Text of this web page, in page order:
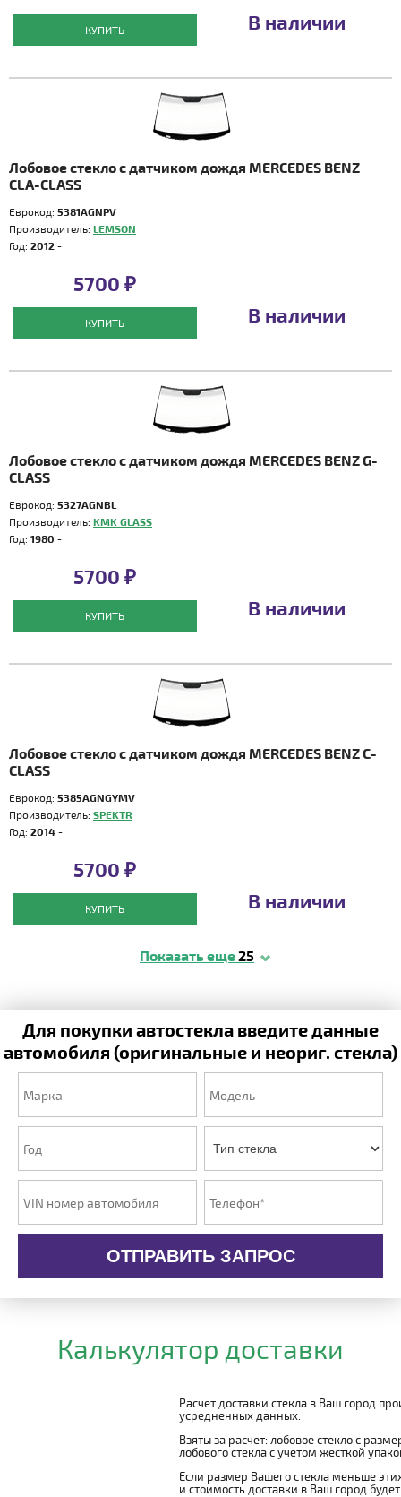
КУПИТЬ В наличии
Лобовое стекло с датчиком дождя MERCEDES BENZ
CLA-CLASS
Еврокод: 5381AGNPV
Производитель: LEMSON
Год: 2012 -
5700 ₽
КУПИТЬ В наличии
Лобовое стекло с датчиком дождя MERCEDES BENZ G-
CLASS
Еврокод: 5327AGNBL
Производитель: KMK GLASS
Год: 1980 -
5700 ₽
КУПИТЬ В наличии
Лобовое стекло с датчиком дождя MERCEDES BENZ C-
CLASS
Еврокод: 5385AGNGYMV
Производитель: SPEKTR
Год: 2014 -
5700 ₽
КУПИТЬ В наличии
Показать еще25
Для покупки автостекла введите данные
автомобиля (оригинальные и неориг. стекла)
ОТПРАВИТЬ ЗАПРОС
Калькулятор доставки
Расчет доставки стекла в Ваш город
усредненных данных.
Взяты за расчет: лобовое стекло с
лобового стекла с учетом жесткой
Если размер Вашего стекла меньше
и стоимость доставки в Ваш город